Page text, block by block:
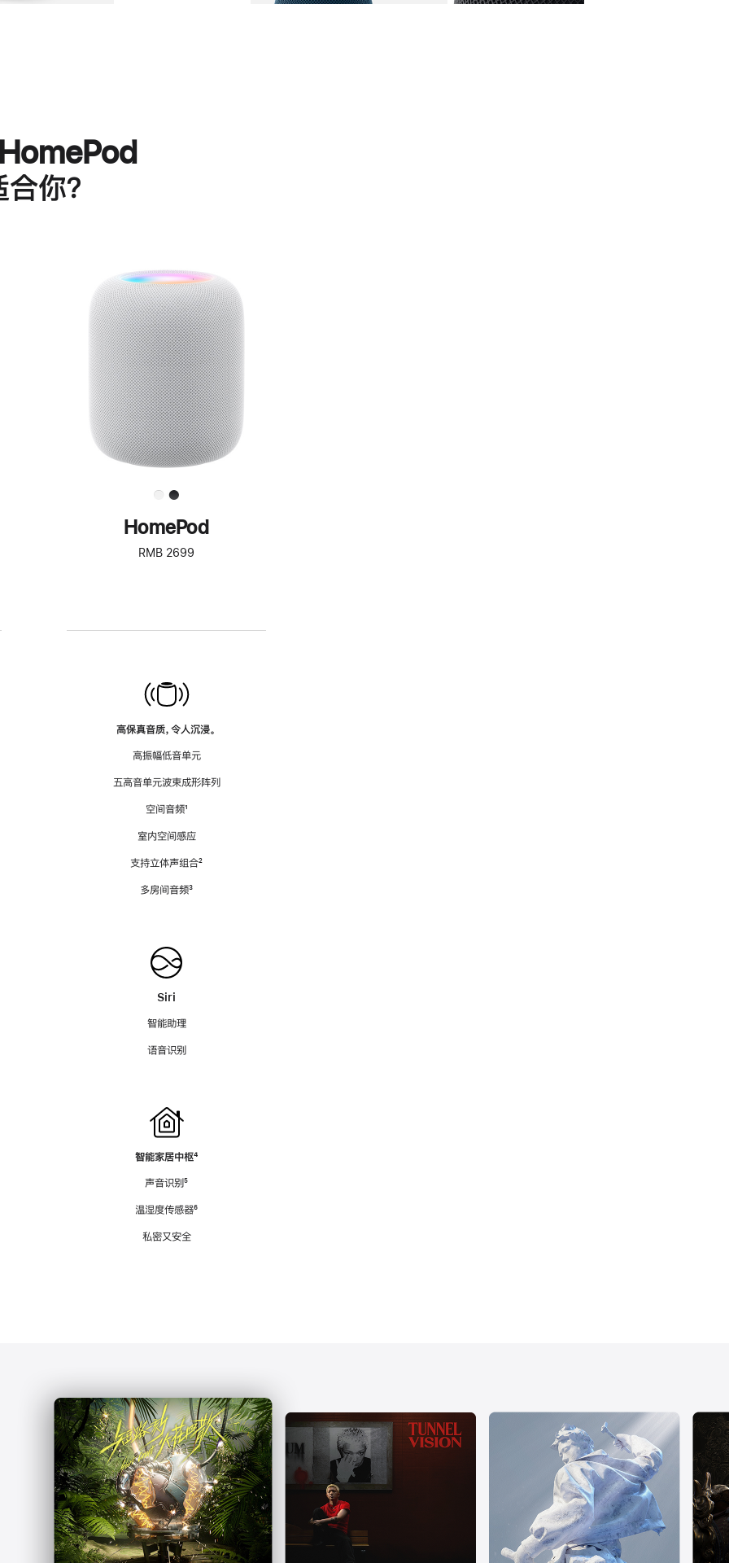
你？
进
一
步
了
解
HomePod<
HomePod
RMB 2699
高保真音质，令人沉浸。
高振幅低音单元
五高音单元波束成形阵列
空间音频脚
¹
室内空间感应
支持立体声组合脚
²
多房间音频脚
³
Siri
智能助理
语音识别
智能家居中枢脚
⁴
声音识别脚
⁵
温湿度传感器脚
⁶
私密又安全